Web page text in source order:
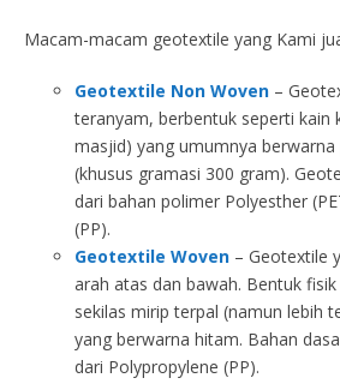
Macam-macam geotextile yang Kami
Geotextile Non Woven –
teranyam, berbentuk seperti kain
masjid) yang umumnya
(khusus gramasi 300 gram).
dari bahan polimer Polyesther
(PP).
Geotextile Woven – Geotextile
arah atas dan bawah. Bentuk
sekilas mirip terpal (namun lebih
yang berwarna hitam. Bahan
dari Polypropylene (PP).